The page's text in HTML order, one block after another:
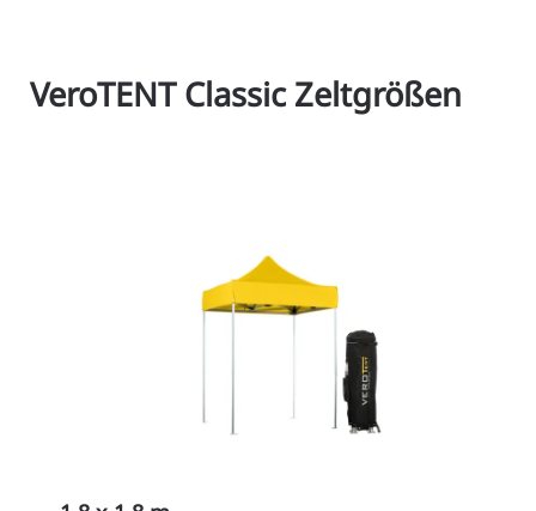
VeroTENT Classic Zeltgrößen